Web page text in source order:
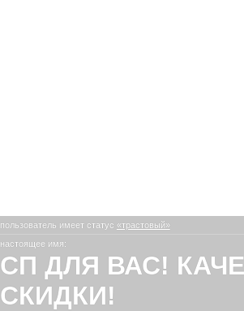
пользователь имеет статус «трастовый»
настоящее имя:
СП ДЛЯ ВАС!
СКИДКИ!